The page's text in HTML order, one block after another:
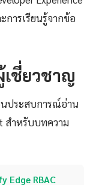
การเรียนรู้จากข้อ
เชี่ยวชาญ
นประสบการณ์อ่าน
สำหรับบทความ
Edge RBAC